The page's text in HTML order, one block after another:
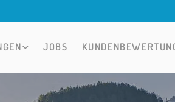
JOBS